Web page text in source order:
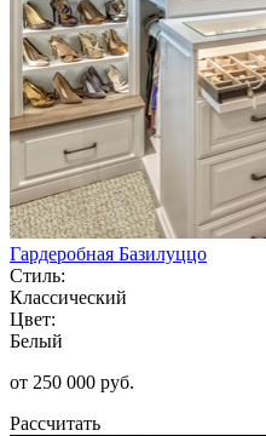
Гардеробная Базилуццо
Стиль:
Классический
Цвет:
Белый
от 250 000 руб.
Рассчитать